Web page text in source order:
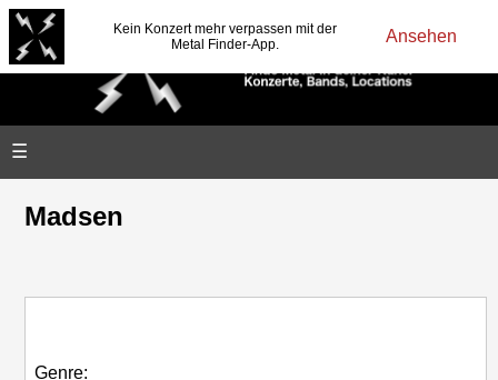
Kein Konzert mehr verpassen mit der
Metal Finder-App.
Ansehen
☰
Madsen
Genre: